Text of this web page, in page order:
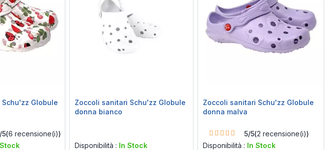
Globule
5(6 recensione(i))
Zoccoli sanitari Schu'zz Globule
donna bianco
Disponibilità : In Stock
Zoccoli sanitari Schu'zz Globule
donna malva
Rating:
5/5(2 recensione(i))
Disponibilità : In Stock